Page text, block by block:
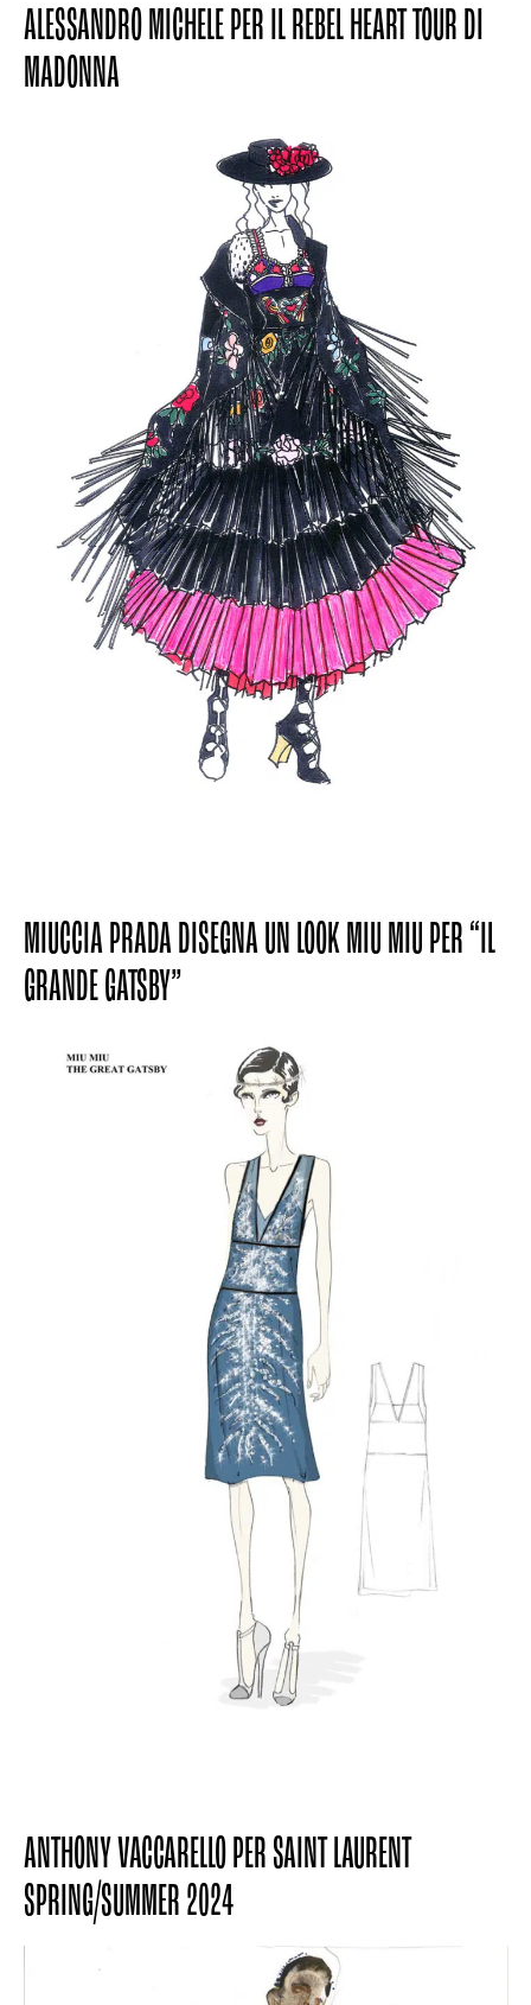
ALESSANDRO MICHELE PER IL REBEL HEART TOUR DI
MADONNA
MIUCCIA PRADA DISEGNA UN LOOK MIU MIU PER “IL
GRANDE GATSBY”
ANTHONY VACCARELLO PER SAINT LAURENT
SPRING/SUMMER 2024